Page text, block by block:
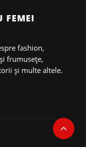
FEMEI
fashion,
frumusețe,
și multe altele.